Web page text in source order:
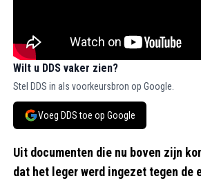
Wilt u DDS vaker zien?
Stel DDS in als voorkeursbron op Google.
Voeg DDS toe op Google
Uit documenten die nu boven zijn
dat het leger werd ingezet tegen de